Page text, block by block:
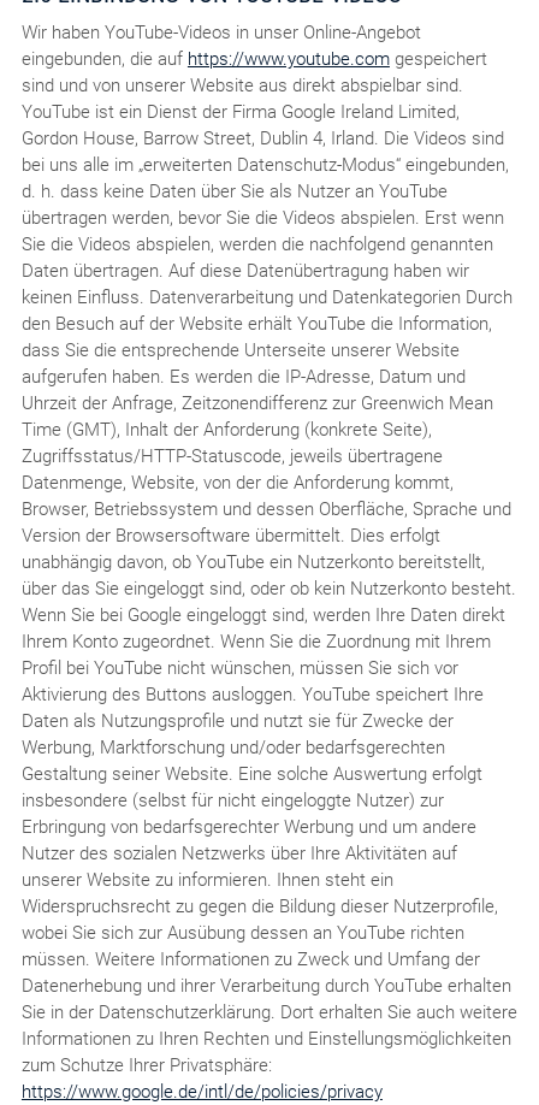
Wir haben YouTube-Videos in unser Online-Angebot
eingebunden, die auf https://www.youtube.comgespeichert
sind und von unserer Website aus direkt abspielbar sind.
YouTube ist ein Dienst der Firma Google Ireland Limited,
Gordon House, Barrow Street, Dublin 4, Irland. Die Videos sind
bei uns alle im „erweiterten Datenschutz-Modus“ eingebunden,
d. h. dass keine Daten über Sie als Nutzer an YouTube
übertragen werden, bevor Sie die Videos abspielen. Erst wenn
Sie die Videos abspielen, werden die nachfolgend genannten
Daten übertragen. Auf diese Datenübertragung haben wir
keinen Einfluss. Datenverarbeitung und Datenkategorien Durch
den Besuch auf der Website erhält YouTube die Information,
dass Sie die entsprechende Unterseite unserer Website
aufgerufen haben. Es werden die IP-Adresse, Datum und
Uhrzeit der Anfrage, Zeitzonendifferenz zur Greenwich Mean
Time (GMT), Inhalt der Anforderung (konkrete Seite),
Zugriffsstatus/HTTP-Statuscode, jeweils übertragene
Datenmenge, Website, von der die Anforderung kommt,
Browser, Betriebssystem und dessen Oberfläche, Sprache und
Version der Browsersoftware übermittelt. Dies erfolgt
unabhängig davon, ob YouTube ein Nutzerkonto bereitstellt,
über das Sie eingeloggt sind, oder ob kein Nutzerkonto besteht.
Wenn Sie bei Google eingeloggt sind, werden Ihre Daten direkt
Ihrem Konto zugeordnet. Wenn Sie die Zuordnung mit Ihrem
Profil bei YouTube nicht wünschen, müssen Sie sich vor
Aktivierung des Buttons ausloggen. YouTube speichert Ihre
Daten als Nutzungsprofile und nutzt sie für Zwecke der
Werbung, Marktforschung und/oder bedarfsgerechten
Gestaltung seiner Website. Eine solche Auswertung erfolgt
insbesondere (selbst für nicht eingeloggte Nutzer) zur
Erbringung von bedarfsgerechter Werbung und um andere
Nutzer des sozialen Netzwerks über Ihre Aktivitäten auf
unserer Website zu informieren. Ihnen steht ein
Widerspruchsrecht zu gegen die Bildung dieser Nutzerprofile,
wobei Sie sich zur Ausübung dessen an YouTube richten
müssen. Weitere Informationen zu Zweck und Umfang der
Datenerhebung und ihrer Verarbeitung durch YouTube erhalten
Sie in der Datenschutzerklärung. Dort erhalten Sie auch weitere
Informationen zu Ihren Rechten und Einstellungsmöglichkeiten
zum Schutze Ihrer Privatsphäre:
https://www.google.de/intl/de/policies/privacy